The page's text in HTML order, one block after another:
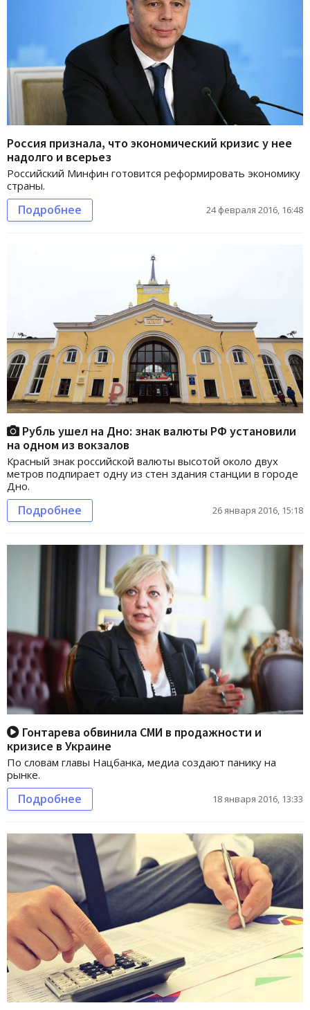
Россия признала, что экономический кризис у нее
надолго и всерьез
Российский Минфин готовится реформировать экономику
страны.
Подробнее 24 февраля 2016, 16:48
Рубль ушел на Дно: знак валюты РФ установили
на одном из вокзалов
Красный знак российской валюты высотой около двух
метров подпирает одну из стен здания станции в городе
Дно.
Подробнее 26 января 2016, 15:18
Гонтарева обвинила СМИ в продажности и
кризисе в Украине
По словам главы Нацбанка, медиа создают панику на
рынке.
Подробнее 18 января 2016, 13:33